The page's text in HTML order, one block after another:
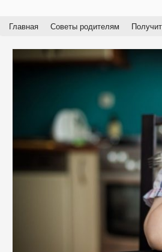
Главная Советы родителям